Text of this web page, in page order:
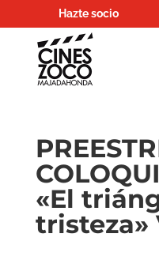
Hazte socio
«El
tristeza»